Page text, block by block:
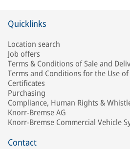
Quicklinks
Location search
Job offers
Terms & Conditions of Sale and
Terms and Conditions for the Use
Certificates
Purchasing
Compliance, Human Rights &
Knorr-Bremse AG
Knorr-Bremse Commercial Vehicle
Contact